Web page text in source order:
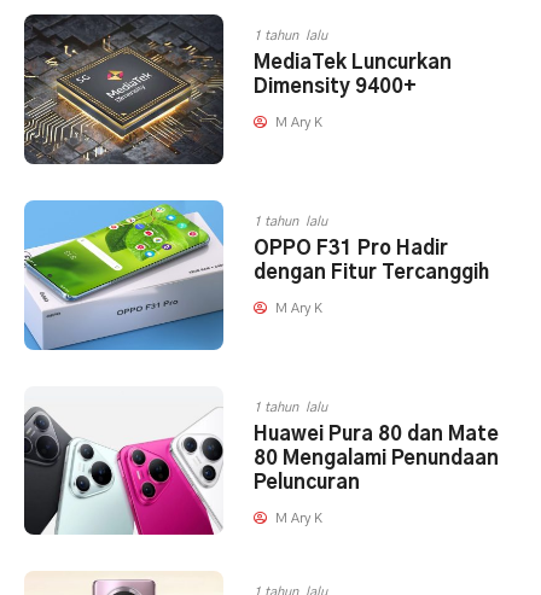
1 tahun lalu
MediaTek Luncurkan
Dimensity 9400+
M Ary K
1 tahun lalu
OPPO F31 Pro Hadir
dengan Fitur Tercanggih
M Ary K
1 tahun lalu
Huawei Pura 80 dan Mate
80 Mengalami Penundaan
Peluncuran
M Ary K
1 tahun lalu